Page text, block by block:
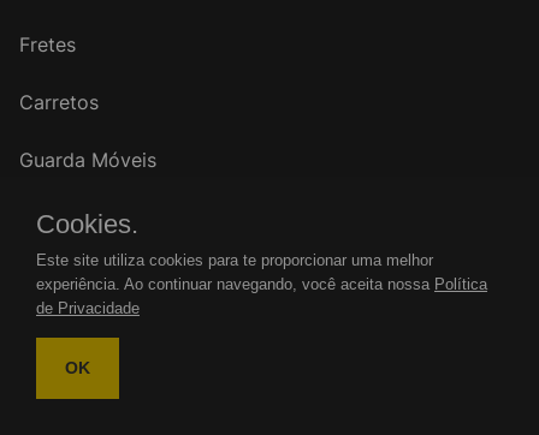
Fretes
Carretos
Guarda Móveis
FALE CONOSCO
WhatsApp: (11)
Cookies.
Este site utiliza cookies para te proporcionar uma melhor
experiência. Ao continuar navegando, você aceita nossa Política
de Privacidade
OK